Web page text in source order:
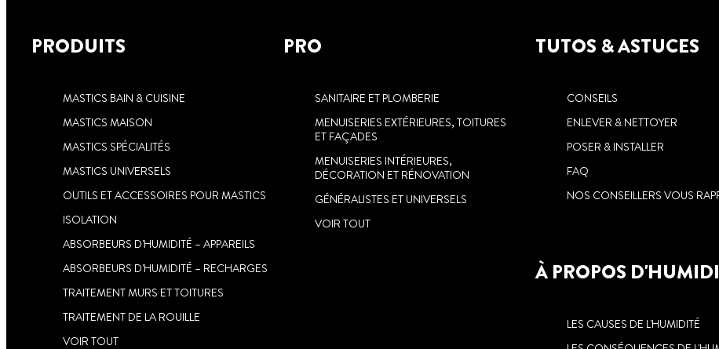
PRODUITS
MASTICS BAIN & CUISINE
MASTICS MAISON
MASTICS SPÉCIALITÉS
MASTICS UNIVERSELS
OUTILS ET ACCESSOIRES POUR MASTICS
ISOLATION
ABSORBEURS D'HUMIDITÉ – APPAREILS
ABSORBEURS D'HUMIDITÉ – RECHARGES
TRAITEMENT MURS ET TOITURES
TRAITEMENT DE LA ROUILLE
VOIR TOUT
PRO
SANITAIRE ET PLOMBERIE
MENUISERIES EXTÉRIEURES, TOITURES
ET FAÇADES
MENUISERIES INTÉRIEURES,
DÉCORATION ET RÉNOVATION
GÉNÉRALISTES ET UNIVERSELS
VOIR TOUT
TUTOS & ASTUCES
CONSEILS
ENLEVER & NETTOYER
POSER & INSTALLER
FAQ
NOS CONSEILLERS VOUS
À PROPOS
LES CAUSES DE L'HUMIDITÉ